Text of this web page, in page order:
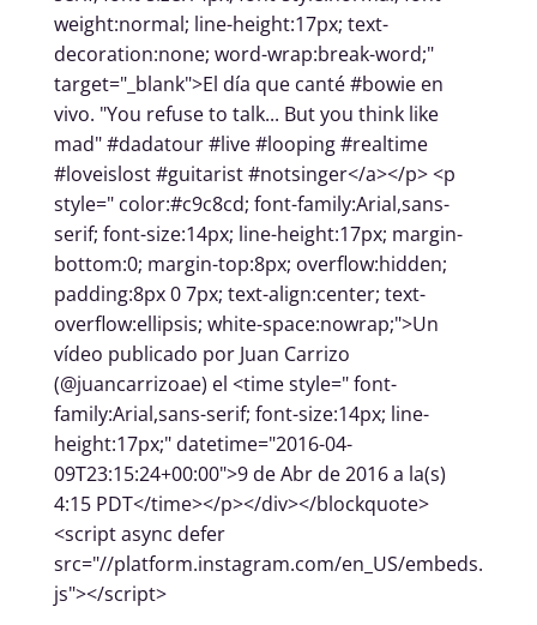
weight:normal; line-height:17px; text-
decoration:none; word-wrap:break-word;"
target="_blank">El día que canté #bowie en
vivo. "You refuse to talk... But you think like
mad" #dadatour #live #looping #realtime
#loveislost #guitarist #notsinger</a></p> <p
style=" color:#c9c8cd; font-family:Arial,sans-
serif; font-size:14px; line-height:17px; margin-
bottom:0; margin-top:8px; overflow:hidden;
padding:8px 0 7px; text-align:center; text-
overflow:ellipsis; white-space:nowrap;">Un
vídeo publicado por Juan Carrizo
(@juancarrizoae) el <time style=" font-
family:Arial,sans-serif; font-size:14px; line-
height:17px;" datetime="2016-04-
09T23:15:24+00:00">9 de Abr de 2016 a la(s)
4:15 PDT</time></p></div></blockquote>
<script async defer
src="//platform.instagram.com/en_US/embeds.
js"></script>